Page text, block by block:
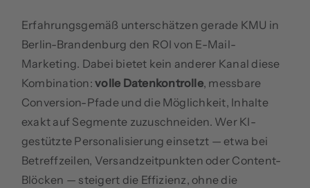
Erfahrungsgemäß unterschätzen gerade KMU in
Berlin-Brandenburg den ROI von E-Mail-
Marketing. Dabei bietet kein anderer Kanal diese
Kombination:volle Datenkontrolle, messbare
Conversion-Pfade und die Möglichkeit, Inhalte
exakt auf Segmente zuzuschneiden. Wer KI-
gestützte Personalisierung einsetzt — etwa bei
Betreffzeilen, Versandzeitpunkten oder Content-
Blöcken — steigert die Effizienz, ohne die